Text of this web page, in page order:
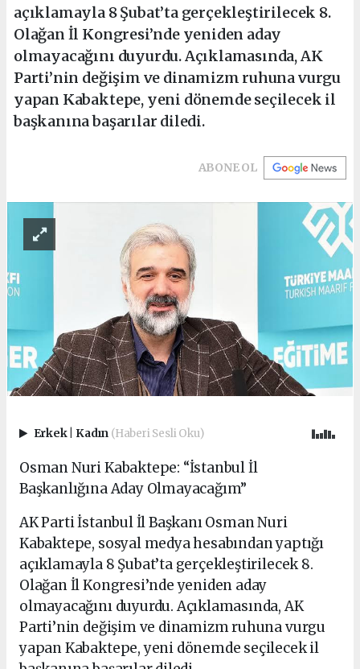
açıklamayla 8 Şubat’ta gerçekleştirilecek 8.
Olağan İl Kongresi’nde yeniden aday
olmayacağını duyurdu. Açıklamasında, AK
Parti’nin değişim ve dinamizm ruhuna vurgu
yapan Kabaktepe, yeni dönemde seçilecek il
başkanına başarılar diledi.
ABONE OL
Erkek Kadın (Haberi Sesli Oku)
Osman Nuri Kabaktepe: “İstanbul İl
Başkanlığına Aday Olmayacağım”
AK Parti İstanbul İl Başkanı Osman Nuri
Kabaktepe, sosyal medya hesabından yaptığı
açıklamayla 8 Şubat’ta gerçekleştirilecek 8.
Olağan İl Kongresi’nde yeniden aday
olmayacağını duyurdu. Açıklamasında, AK
Parti’nin değişim ve dinamizm ruhuna vurgu
yapan Kabaktepe, yeni dönemde seçilecek il